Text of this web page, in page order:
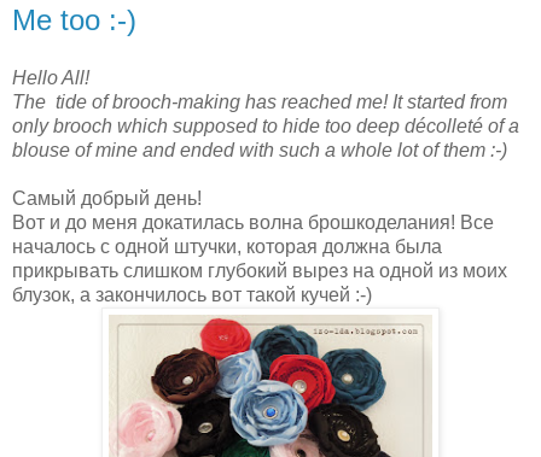
Me too :-)
Hello All!
The tide of brooch-making has reached me! It started from
only brooch which supposed to hide too deep décolleté of a
blouse of mine and ended with such a whole lot of them :-)
Самый добрый день!
Вот и до меня докатилась волна брошкоделания! Все
началось с одной штучки, которая должна была
прикрывать слишком глубокий вырез на одной из моих
блузок, а закончилось вот такой кучей :-)